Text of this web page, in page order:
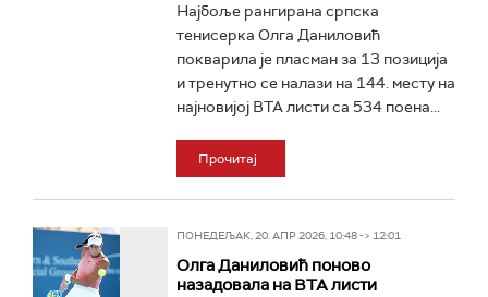
Најбоље рангирана српска
тенисерка Олга Даниловић
покварила је пласман за 13 позиција
и тренутно се налази на 144. месту на
најновијој ВТА листи са 534 поена...
Прочитај
ПОНЕДЕЉАК, 20. АПР 2026, 10:48 -> 12:01
Олга Даниловић поново
назадовала на ВТА листи